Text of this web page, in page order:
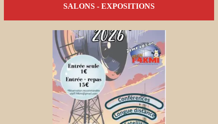
SALONS - EXPOSITIONS